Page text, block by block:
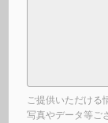
ご提供いただける
写真やデータ等ご